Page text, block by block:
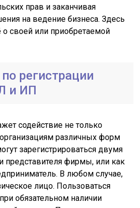
прав и заканчивая
на ведение бизнеса. Здесь
своей или приобретаемой
регистрации
и ИП
содействие не только
различных форм
зарегистрироваться двумя
представителя фирмы, или как
В любом случае,
лицо. Пользоваться
обязательном наличии